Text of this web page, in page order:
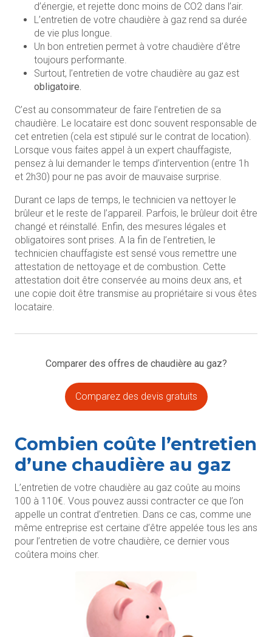
d’énergie, et rejette donc moins de CO2 dans l’air.
L’entretien de votre chaudière à gaz rend sa durée
de vie plus longue.
Un bon entretien permet à votre chaudière d’être
toujours performante.
Surtout, l’entretien de votre chaudière au gaz est
obligatoire.
C’est au consommateur de faire l’entretien de sa
chaudière. Le locataire est donc souvent responsable de
cet entretien (cela est stipulé sur le contrat de location).
Lorsque vous faites appel à un expert chauffagiste,
pensez à lui demander le temps d’intervention (entre 1h
et 2h30) pour ne pas avoir de mauvaise surprise.
Durant ce laps de temps, le technicien va nettoyer le
brûleur et le reste de l’appareil. Parfois, le brûleur doit être
changé et réinstallé. Enfin, des mesures légales et
obligatoires sont prises. A la fin de l’entretien, le
technicien chauffagiste est sensé vous remettre une
attestation de nettoyage et de combustion. Cette
attestation doit être conservée au moins deux ans, et
une copie doit être transmise au propriétaire si vous êtes
locataire.
Comparer des offres de chaudière au gaz?
Comparez des devis gratuits
Combien coûte l’entretien
d’une chaudière au gaz
L’entretien de votre chaudière au gaz coûte au moins
100 à 110€. Vous pouvez aussi contracter ce que l’on
appelle un contrat d’entretien. Dans ce cas, comme une
même entreprise est certaine d’être appelée tous les ans
pour l’entretien de votre chaudière, ce dernier vous
coûtera moins cher.